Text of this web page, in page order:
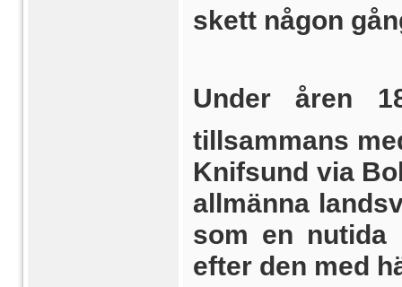
skett någon
Under åren
tillsammans
Knifsund via
allmänna
som en nutida
efter den med